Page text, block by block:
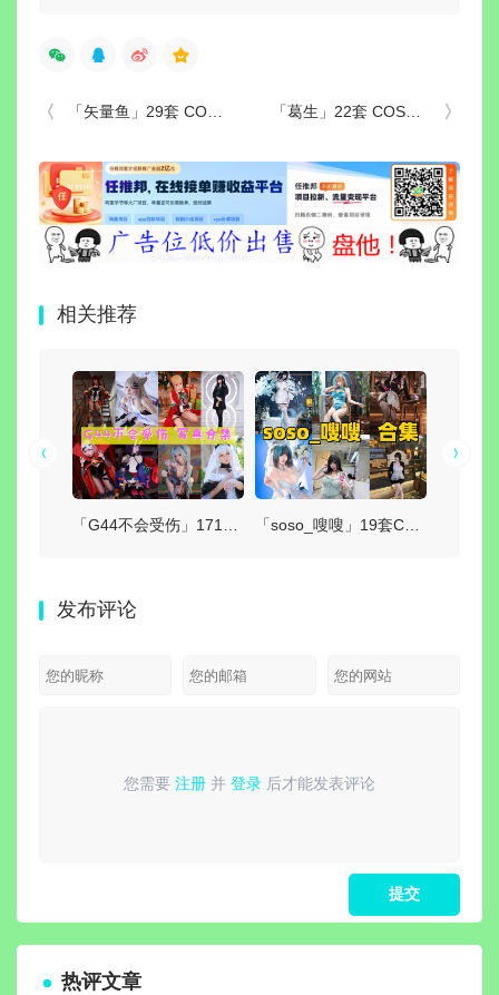
「矢量鱼」29套 COS作品写真合集[持续更新]，猫耳黑短发少女的蓝丝带幻想与校园日常 「葛生」22套 COS作品写真合集[持续更新]，颜值抗打、身材犯规，这才是“肉感”模特的标杆！
相关推荐
发布评论
您需要 注册 并 登录 后才能发表评论
请登录或 注册后再发表评论！
热评文章